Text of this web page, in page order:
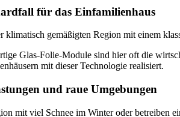
für das Einfamilienhaus
klimatisch gemäßigten Region mit einem
Glas-Folie-Module sind hier oft die
mit dieser Technologie realisiert.
und raue Umgebungen
mit viel Schnee im Winter oder betreiben